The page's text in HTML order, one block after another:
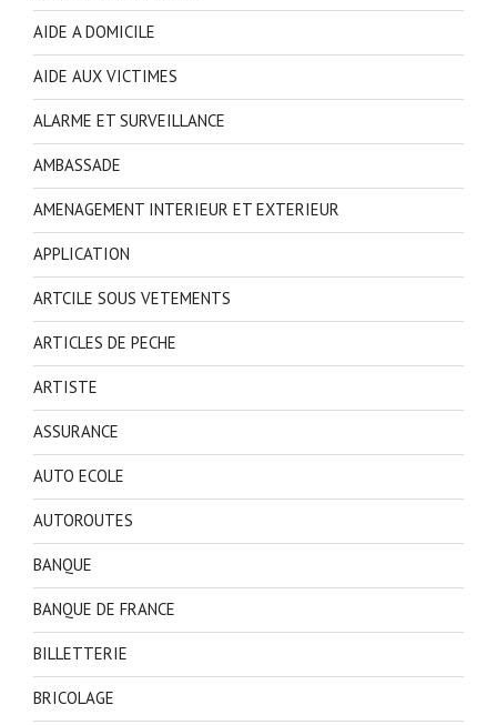
AIDE A DOMICILE
AIDE AUX VICTIMES
ALARME ET SURVEILLANCE
AMBASSADE
AMENAGEMENT INTERIEUR ET EXTERIEUR
APPLICATION
ARTCILE SOUS VETEMENTS
ARTICLES DE PECHE
ARTISTE
ASSURANCE
AUTO ECOLE
AUTOROUTES
BANQUE
BANQUE DE FRANCE
BILLETTERIE
BRICOLAGE